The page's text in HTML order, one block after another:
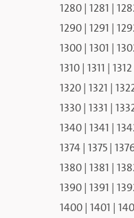
1280| 1281 |
1290| 1291 |
1300| 1301 |
1310| 1311 | 1312
1320| 1321 |
1330| 1331 |
1340| 1341 |
1374| 1375|
1380| 1381 |
1390| 1391 |
1400| 1401 |